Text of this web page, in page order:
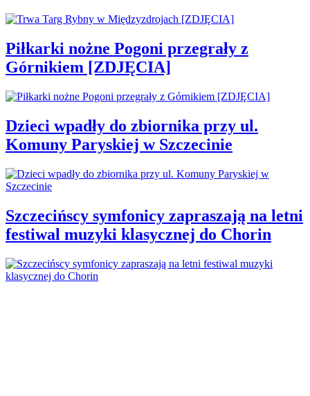
Piłkarki nożne Pogoni przegrały z
Górnikiem [ZDJĘCIA]
Dzieci wpadły do zbiornika przy ul.
Komuny Paryskiej w Szczecinie
Szczecińscy symfonicy zapraszają na letni
festiwal muzyki klasycznej do Chorin